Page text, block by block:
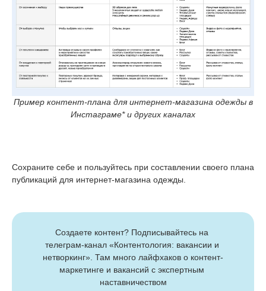
Пример контент-плана для интернет-магазина одежды в
Инстаграме* и других каналах
Сохраните себе и пользуйтесь при составлении своего плана
публикаций для интернет-магазина одежды.
Создаете контент? Подписывайтесь на
телеграм-канал «Контентология: вакансии и
нетворкинг». Там много лайфхаков о контент-
маркетинге и вакансий с экспертным
наставничеством